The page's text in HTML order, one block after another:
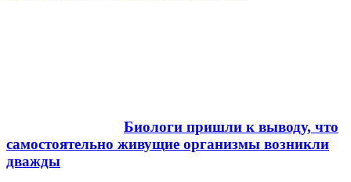
Биологи пришли к выводу, что
самостоятельно живущие организмы возникли
дважды